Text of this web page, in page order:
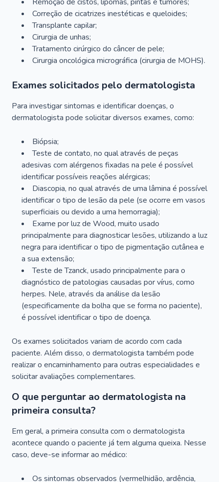
Correção de cicatrizes inestéticas e queloides;
Transplante capilar;
Cirurgia de unhas;
Tratamento cirúrgico do câncer de pele;
Cirurgia oncológica micrográfica (cirurgia de MOHS).
Exames solicitados pelo dermatologista
Para investigar sintomas e identificar doenças, o
dermatologista pode solicitar diversos exames, como:
Biópsia;
Teste de contato, no qual através de peças
adesivas com alérgenos fixadas na pele é possível
identificar possíveis reações alérgicas;
Diascopia, no qual através de uma lâmina é possível
identificar o tipo de lesão da pele (se ocorre em vasos
superficiais ou devido a uma hemorragia);
Exame por luz de Wood, muito usado
principalmente para diagnosticar lesões, utilizando a luz
negra para identificar o tipo de pigmentação cutânea e
a sua extensão;
Teste de Tzanck, usado principalmente para o
diagnóstico de patologias causadas por vírus, como
herpes. Nele, através da análise da lesão
(especificamente da bolha que se forma no paciente),
é possível identificar o tipo de doença.
Os exames solicitados variam de acordo com cada
paciente. Além disso, o dermatologista também pode
realizar o encaminhamento para outras especialidades e
solicitar avaliações complementares.
O que perguntar ao dermatologista na
primeira consulta?
Em geral, a primeira consulta com o dermatologista
acontece quando o paciente já tem alguma queixa. Nesse
caso, deve-se informar ao médico:
Os sintomas observados (vermelhidão, ardência,